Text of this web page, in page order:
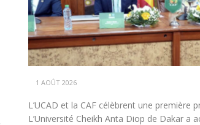
1 AOÛT 2026
L’UCAD et la CAF célèbrent une première
L’Université Cheikh Anta Diop de Dakar a